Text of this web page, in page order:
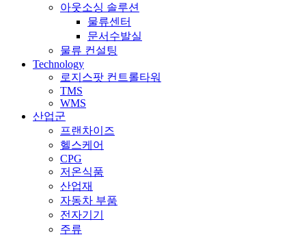
아웃소싱 솔루션
물류센터
문서수발실
물류 컨설팅
Technology
로지스팟 컨트롤타워
TMS
WMS
산업군
프랜차이즈
헬스케어
CPG
저온식품
산업재
자동차 부품
전자기기
주류